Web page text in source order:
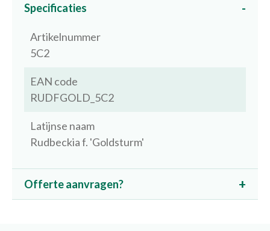
Specificaties
Artikelnummer
5C2
EAN code
RUDFGOLD_5C2
Latijnse naam
Rudbeckia f. 'Goldsturm'
Offerte aanvragen?